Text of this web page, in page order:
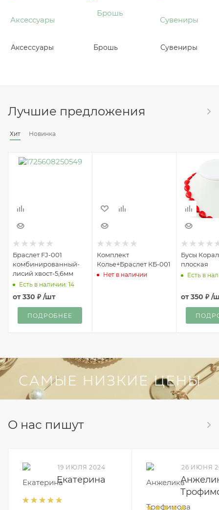
Аксессуары Брошь Сувениры
Лучшие предложения
Хит Новинка
Браслет FJ-001
комбинированный-
лисий хвост-5,6мм
Есть в наличии: 14
от330 ₽ /шт
ПОДРОБНЕЕ
Комплект
Колье+Браслет КБ-001
Нет в наличии
Бусы
плоская
Есть в
от350 ₽ /
О нас пишут
19 ИЮЛЯ 2024
Екатерина
26 ИЮНЯ